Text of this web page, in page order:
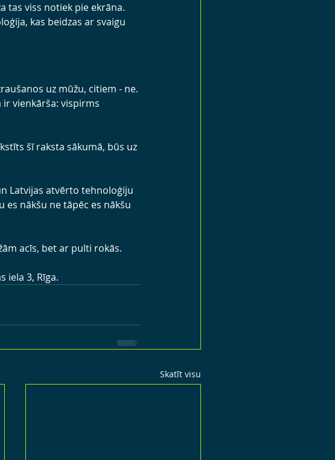
tas viss notiek pie ekrāna.
kas beidzas ar svaigu
uz mūžu, citiem - ne.
vienkārša: vispirms
šī raksta sākumā, būs uz
Latvijas atvērto tehnoloģiju
es nākšu ne tāpēc es nākšu
acīs, bet ar pulti rokās.
iela 3, Rīga.
Skatīt visu